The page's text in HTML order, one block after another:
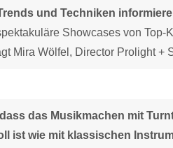
und Techniken
Showcases von
Mira Wölfel, Director Prolight +
das Musikmachen mit
ist wie mit klassischen